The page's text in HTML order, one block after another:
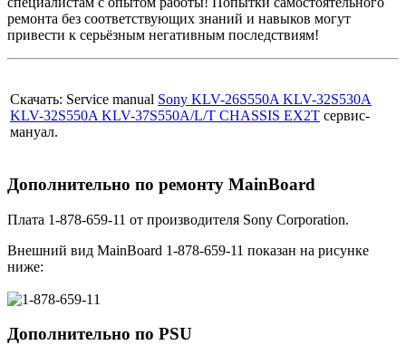
ремонта без соответствующих знаний и навыков могут
привести к серьёзным негативным последствиям!
Cкачать: Service manual Sony KLV-26S550A KLV-32S530A
KLV-32S550A KLV-37S550A/L/T CHASSIS EX2T сервис-
мануал.
Дополнительно по ремонту MainBoard
Плата 1-878-659-11 от производителя Sony Corporation.
Внешний вид MainBoard 1-878-659-11 показан на рисунке
ниже:
Дополнительно по PSU